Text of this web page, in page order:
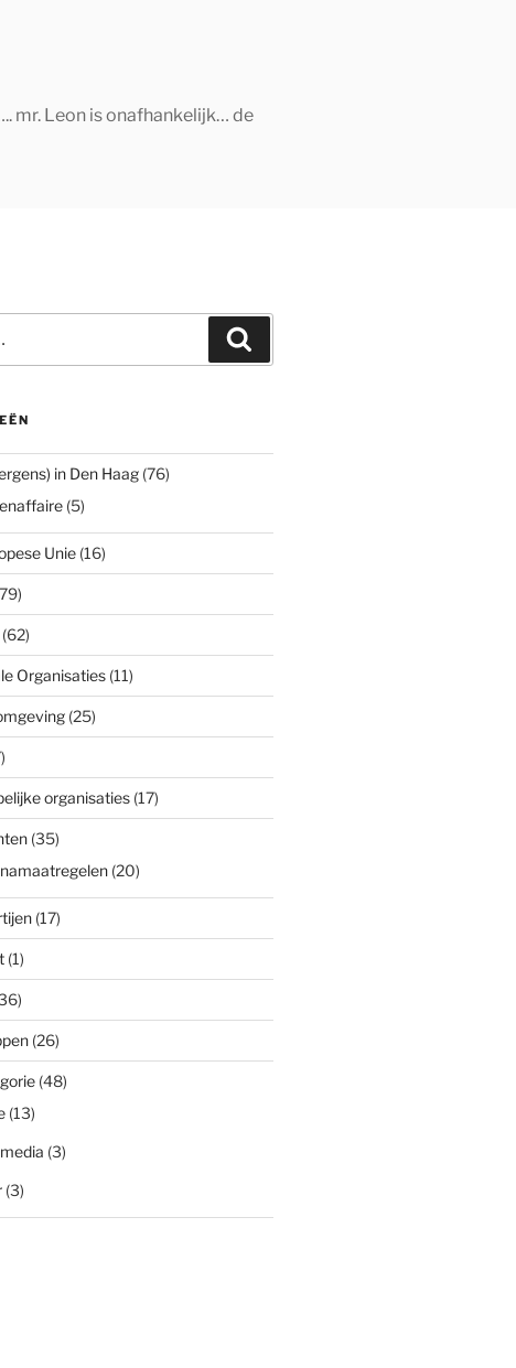
mr. Leon is onafhankelijk… de
in Den Haag(76)
(5)
Unie(16)
Organisaties(11)
(25)
organisaties(17)
(35)
(20)
(17)
(1)
(26)
(48)
(13)
(3)
(3)